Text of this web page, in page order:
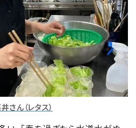
さん（レタス）